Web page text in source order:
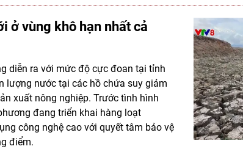
ở vùng khô hạn nhất cả
diễn ra với mức độ cực đoan tại tỉnh
lượng nước tại các hồ chứa suy giảm
xuất nông nghiệp. Trước tình hình
đang triển khai hàng loạt
công nghệ cao với quyết tâm bảo vệ
điểm.